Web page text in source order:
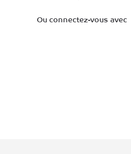
Ou connectez-vous avec